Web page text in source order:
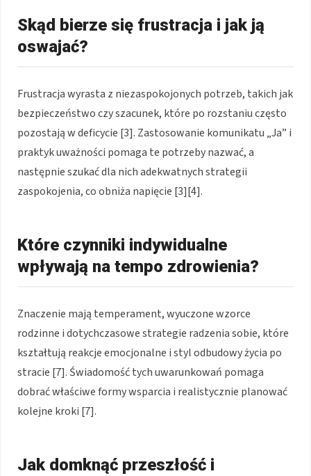
Skąd bierze się frustracja i jak ją
oswajać?
Frustracja wyrasta z niezaspokojonych potrzeb, takich jak
bezpieczeństwo czy szacunek, które po rozstaniu często
pozostają w deficycie [3]. Zastosowanie komunikatu „Ja” i
praktyk uważności pomaga te potrzeby nazwać, a
następnie szukać dla nich adekwatnych strategii
zaspokojenia, co obniża napięcie [3][4].
Które czynniki indywidualne
wpływają na tempo zdrowienia?
Znaczenie mają temperament, wyuczone wzorce
rodzinne i dotychczasowe strategie radzenia sobie, które
kształtują reakcje emocjonalne i styl odbudowy życia po
stracie [7]. Świadomość tych uwarunkowań pomaga
dobrać właściwe formy wsparcia i realistycznie planować
kolejne kroki [7].
Jak domknąć przeszłość i